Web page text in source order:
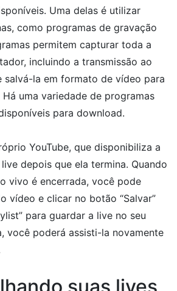
Uma delas é utilizar
como programas de gravação
permitem capturar toda a
incluindo a transmissão ao
salvá-la em formato de vídeo para
uma variedade de programas
para download.
YouTube, que disponibiliza a
depois que ela termina. Quando
vivo é encerrada, você pode
vídeo e clicar no botão “Salvar”
para guardar a live no seu
você poderá assisti-la novamente
suas lives